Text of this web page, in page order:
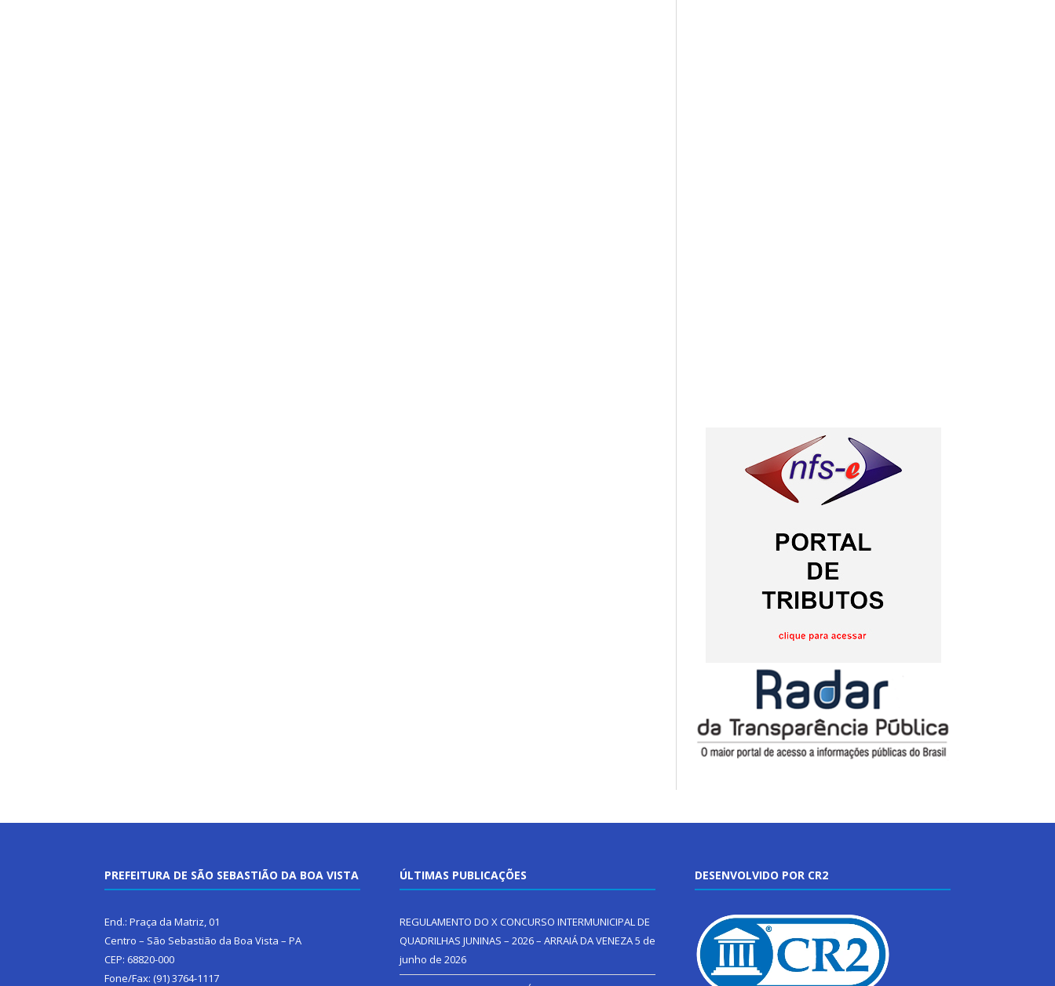
PREFEITURA DE SÃO SEBASTIÃO DA BOA VISTA
End.: Praça da Matriz, 01
Centro – São Sebastião da Boa Vista – PA
CEP: 68820-000
Fone/Fax: (91) 3764-1117
ÚLTIMAS PUBLICAÇÕES
REGULAMENTO DO X CONCURSO INTERMUNICIPAL DE
QUADRILHAS JUNINAS – 2026 – ARRAIÁ DA VENEZA5 de
junho de 2026
DESENVOLVIDO POR CR2